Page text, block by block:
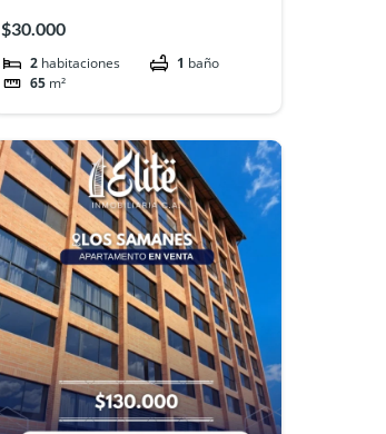
$30.000
2 habitaciones 1 baño
65 m²